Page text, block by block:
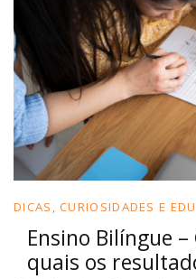
DICAS, CURIOSIDADES E
Ensino Bilíngue
quais os